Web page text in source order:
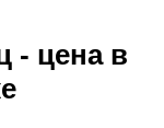
- цена в